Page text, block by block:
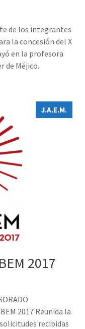
de los integrantes
la concesión del X
en la profesora
de Méjico.
J.A.E.M.
2017
2017 Reunida la
recibidas